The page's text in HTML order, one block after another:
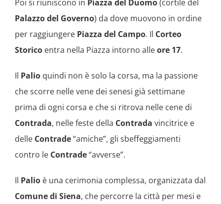
Poi si riuniscono in Piazza del Duomo(cortile del
Palazzo del Governo) da dove muovono in ordine
per raggiungere Piazza del Campo. Il Corteo
Storico entra nella Piazza intorno alleore 17.
Il Palio quindi non è solo la corsa, ma la passione
che scorre nelle vene dei senesi già settimane
prima di ogni corsa e che si ritrova nelle cene di
Contrada, nelle feste della Contrada vincitrice e
delle Contrade“amiche”, gli sbeffeggiamenti
contro le Contrade“avverse”.
Il Palio è una cerimonia complessa, organizzata dal
Comune di Siena, che percorre la città per mesi e